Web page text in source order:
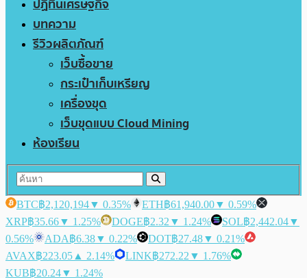
ปฏิทินเศรษฐกิจ
บทความ
รีวิวผลิตภัณฑ์
เว็บซื้อขาย
กระเป๋าเก็บเหรียญ
เครื่องขุด
เว็บขุดแบบ Cloud Mining
ห้องเรียน
BTC฿2,120,194▼ 0.35% ETH฿61,940.00▼ 0.59%
XRP฿35.66▼ 1.25% DOGE฿2.32 ▼ 1.24% SOL฿2,442.04▼
0.56%
ADA฿6.38▼ 0.22% DOT฿27.48▼ 0.21%
AVAX฿223.05 ▲ 2.14% LINK฿272.22 ▼ 1.76%
KUB฿20.24▼ 1.24%